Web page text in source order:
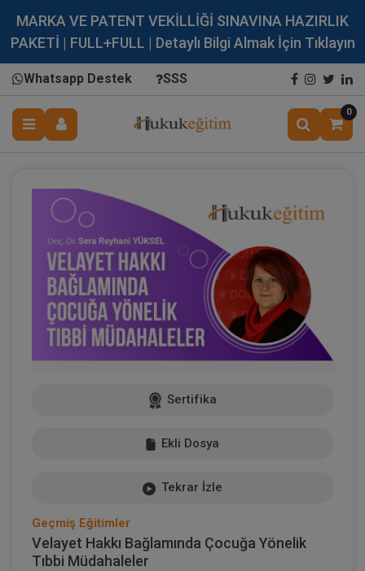
MARKA VE PATENT VEKİLLİĞİ SINAVINA HAZIRLIK
PAKETİ | FULL+FULL | Detaylı Bilgi Almak İçin Tıklayın
Whatsapp Destek SSS
0
Sertifika
Ekli Dosya
Tekrar İzle
Geçmiş Eğitimler
Velayet Hakkı Bağlamında Çocuğa Yönelik
Tıbbi Müdahaleler